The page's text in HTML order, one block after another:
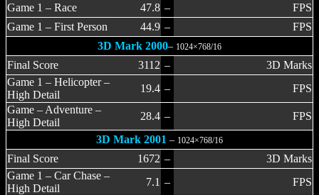
Game 1 – Race
47.8 –
FPS
Game 1 – First Person
44.9 –
FPS
3D Mark 2000– 1024×768/16
Final Score 3112 –
3D Marks
Game 1 – Helicopter –
High Detail
19.4 –
FPS
Game – Adventure –
High Detail
28.4 –
FPS
3D Mark 2001 – 1024×768/16
Final Score 1672 –
3D Marks
Game 1 – Car Chase –
High Detail
7.1 –
FPS